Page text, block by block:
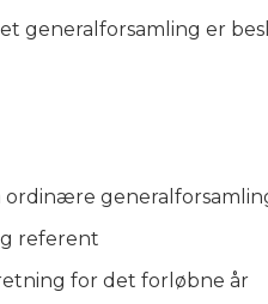
generalforsamling er
ordinære
referent
for det forløbne år